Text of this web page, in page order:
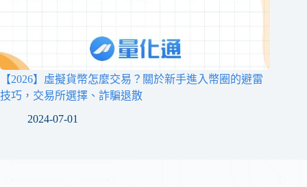
【2026】虛擬貨幣怎麼交易？關於新手進入幣圈的避雷
技巧，交易所選擇、詐騙退散
2024-07-01